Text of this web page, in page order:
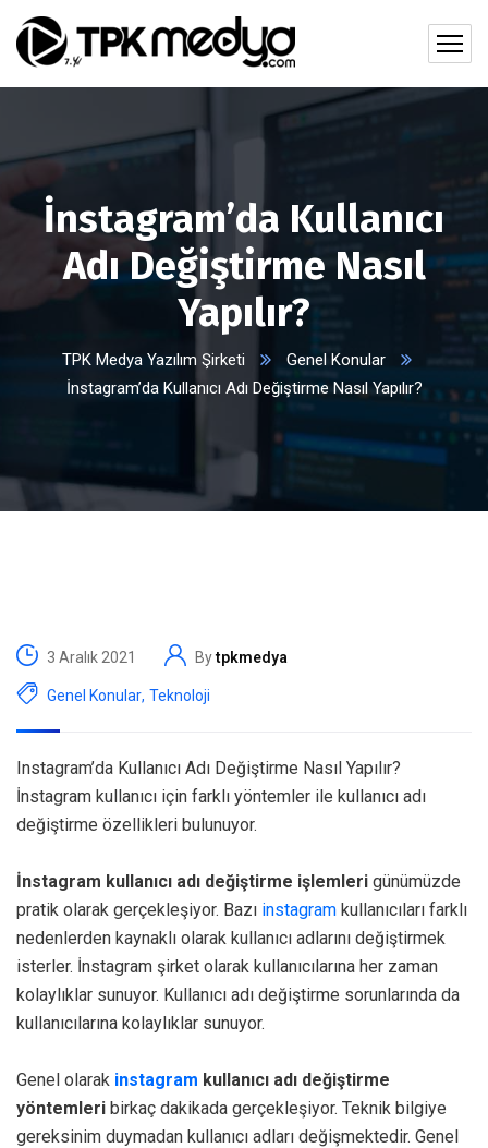
İnstagram’da Kullanıcı
Adı Değiştirme Nasıl
Yapılır?
TPK Medya Yazılım Şirketi
Genel Konular
İnstagram’da Kullanıcı Adı Değiştirme Nasıl Yapılır?
3 Aralık 2021 Bytpkmedya
Genel Konular, Teknoloji
Instagram’da Kullanıcı Adı Değiştirme Nasıl Yapılır?
İnstagram kullanıcı için farklı yöntemler ile kullanıcı adı
değiştirme özellikleri bulunuyor.
İnstagram kullanıcı adı değiştirme işlemleri günümüzde
pratik olarak gerçekleşiyor. Bazı instagram kullanıcıları farklı
nedenlerden kaynaklı olarak kullanıcı adlarını değiştirmek
isterler. İnstagram şirket olarak kullanıcılarına her zaman
kolaylıklar sunuyor. Kullanıcı adı değiştirme sorunlarında da
kullanıcılarına kolaylıklar sunuyor.
Genel olarak instagram kullanıcı adı değiştirme
yöntemleri birkaç dakikada gerçekleşiyor. Teknik bilgiye
gereksinim duymadan kullanıcı adları değişmektedir. Genel